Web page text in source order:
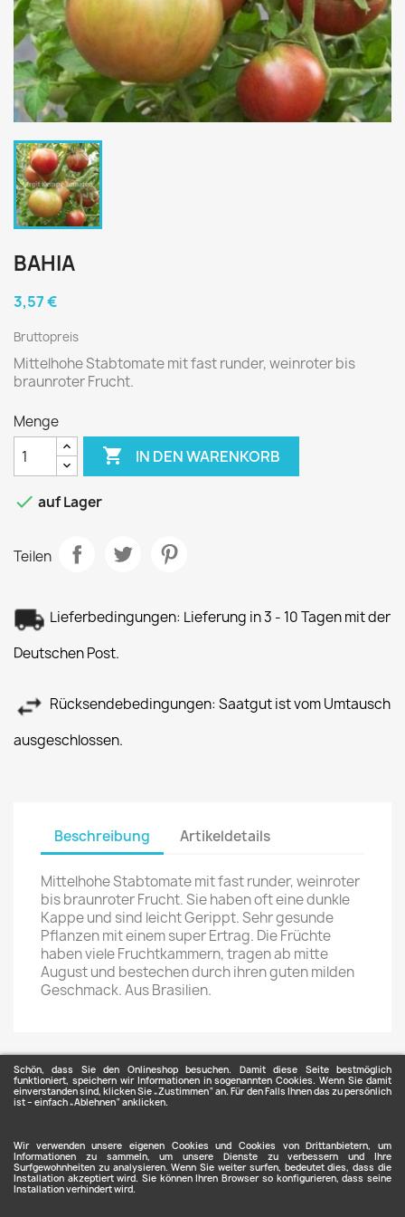
Schön, dass Sie den Onlineshop besuchen. Damit diese Seite bestmöglich
funktioniert, speichern wir Informationen in sogenannten Cookies. Wenn Sie damit
einverstanden sind, klicken Sie „Zustimmen“ an. Für den Falls Ihnen das zu persönlich
ist – einfach „Ablehnen“ anklicken.
Wir verwenden unsere eigenen Cookies und Cookies von Drittanbietern, um
Informationen zu sammeln, um unsere Dienste zu verbessern und Ihre
Surfgewohnheiten zu analysieren. Wenn Sie weiter surfen, bedeutet dies, dass die
Installation akzeptiert wird. Sie können Ihren Browser so konfigurieren, dass seine
Installation verhindert wird.
BAHIA
3,57 €
Bruttopreis
Mittelhohe Stabtomate mit fast runder, weinroter bis
braunroter Frucht.
Menge
 IN DEN WARENKORB
 auf Lager
Teilen
Lieferbedingungen: Lieferung in 3 - 10 Tagen mit der
Deutschen Post.
Rücksendebedingungen: Saatgut ist vom Umtausch
ausgeschlossen.
Beschreibung Artikeldetails
Mittelhohe Stabtomate mit fast runder, weinroter
bis braunroter Frucht. Sie haben oft eine dunkle
Kappe und sind leicht Gerippt. Sehr gesunde
Pflanzen mit einem super Ertrag. Die Früchte
haben viele Fruchtkammern, tragen ab mitte
August und bestechen durch ihren guten milden
Geschmack. Aus Brasilien.
ARTIKEL 
UNTERNEHMEN